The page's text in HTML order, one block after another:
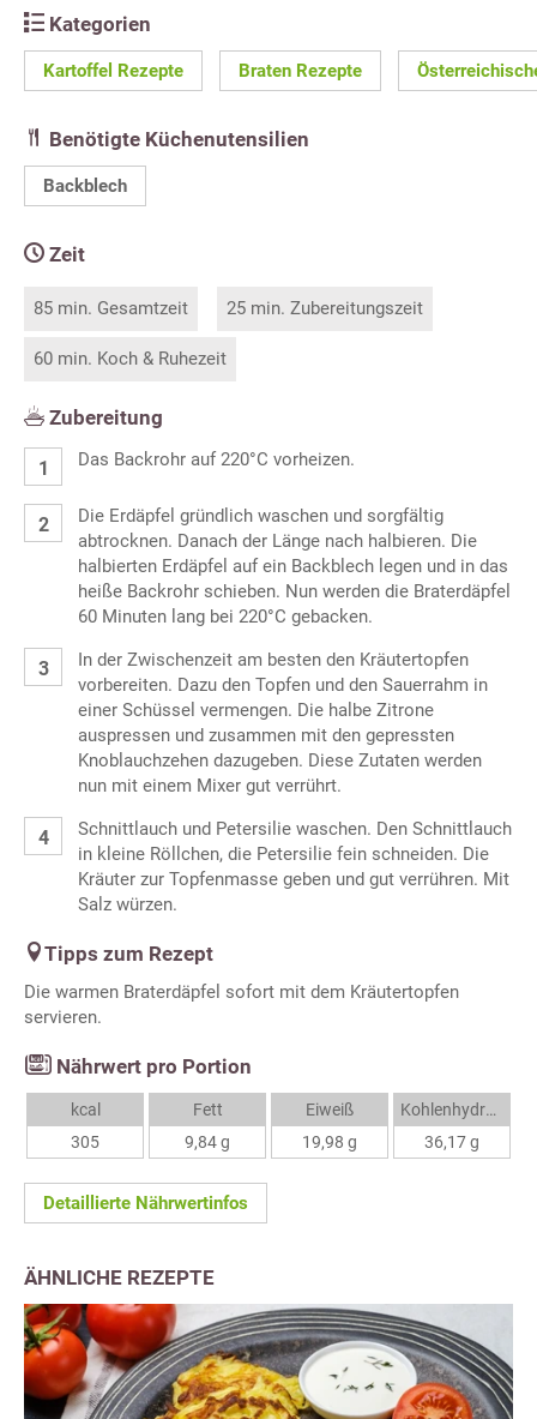
Kategorien
Kartoffel Rezepte Braten Rezepte
Benötigte Küchenutensilien
Backblech
Zeit
85 min. Gesamtzeit 25 min. Zubereitungszeit
60 min. Koch & Ruhezeit
Zubereitung
Das Backrohr auf 220°C vorheizen.
Die Erdäpfel gründlich waschen und sorgfältig
abtrocknen. Danach der Länge nach halbieren. Die
halbierten Erdäpfel auf ein Backblech legen und in das
heiße Backrohr schieben. Nun werden die Braterdäpfel
60 Minuten lang bei 220°C gebacken.
In der Zwischenzeit am besten den Kräutertopfen
vorbereiten. Dazu den Topfen und den Sauerrahm in
einer Schüssel vermengen. Die halbe Zitrone
auspressen und zusammen mit den gepressten
Knoblauchzehen dazugeben. Diese Zutaten werden
nun mit einem Mixer gut verrührt.
Schnittlauch und Petersilie waschen. Den Schnittlauch
in kleine Röllchen, die Petersilie fein schneiden. Die
Kräuter zur Topfenmasse geben und gut verrühren. Mit
Salz würzen.
Tipps zum Rezept
Die warmen Braterdäpfel sofort mit dem Kräutertopfen
servieren.
Nährwert pro Portion
kcal
305
Fett
9,84 g
Eiweiß
19,98 g
Kohlenhydrate
36,17 g
Detaillierte Nährwertinfos
ÄHNLICHE REZEPTE